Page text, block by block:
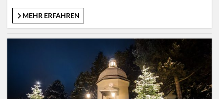
neben den Eltern Josef und Anna bereits vier Kinder, der kleine
Conrad war das fünfte. Ein sechstes sollte noch folgen. Erst
MEHR ERFAHREN